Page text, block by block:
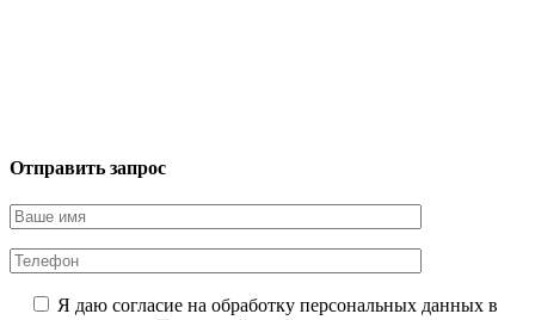
Отправить запрос
Я даю согласие на обработку персональных данных в